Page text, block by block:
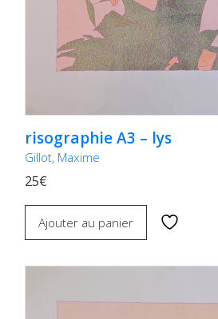
risographie A3 – lys
Gillot, Maxime
25€
Ajouter au panier